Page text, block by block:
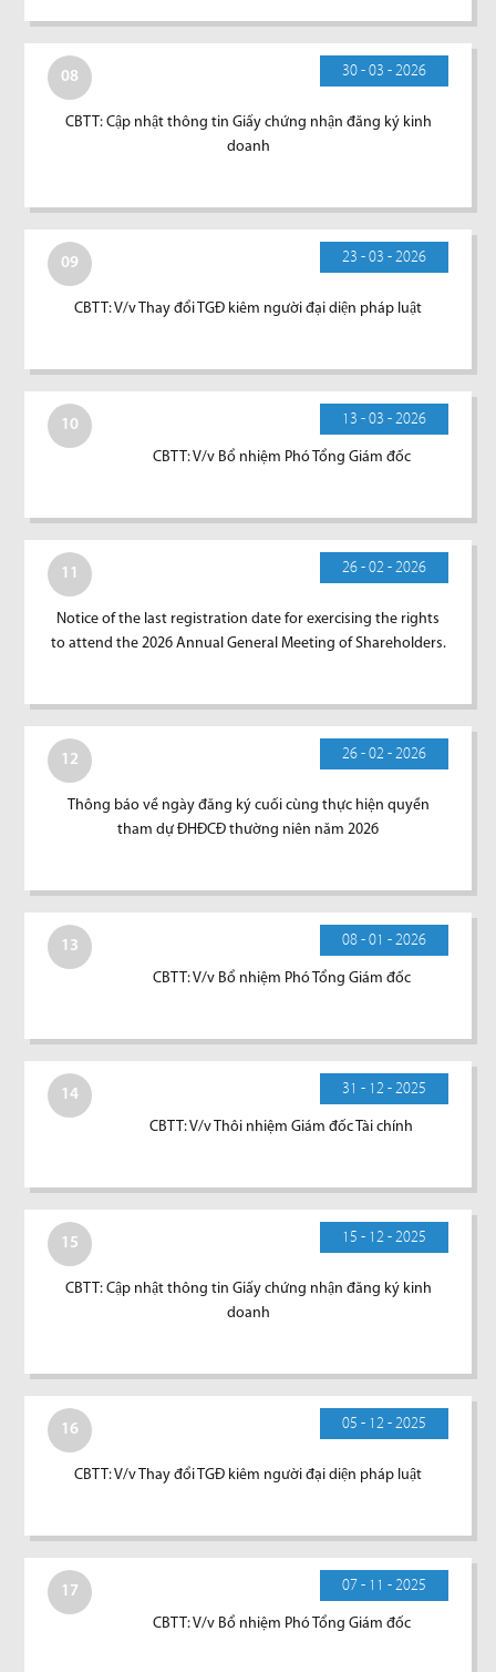
08 30 - 03 - 2026
CBTT: Cập nhật thông tin Giấy chứng nhận đăng ký kinh
doanh
09 23 - 03 - 2026
CBTT: V/v Thay đổi TGĐ kiêm người đại diện pháp luật
10 13 - 03 - 2026
CBTT: V/v Bổ nhiệm Phó Tổng Giám đốc
11 26 - 02 - 2026
Notice of the last registration date for exercising the rights
to attend the 2026 Annual General Meeting of Shareholders.
12 26 - 02 - 2026
Thông báo về ngày đăng ký cuối cùng thực hiện quyền
tham dự ĐHĐCĐ thường niên năm 2026
13 08 - 01 - 2026
CBTT: V/v Bổ nhiệm Phó Tổng Giám đốc
14 31 - 12 - 2025
CBTT: V/v Thôi nhiệm Giám đốc Tài chính
15 15 - 12 - 2025
CBTT: Cập nhật thông tin Giấy chứng nhận đăng ký kinh
doanh
16 05 - 12 - 2025
CBTT: V/v Thay đổi TGĐ kiêm người đại diện pháp luật
17 07 - 11 - 2025
CBTT: V/v Bổ nhiệm Phó Tổng Giám đốc